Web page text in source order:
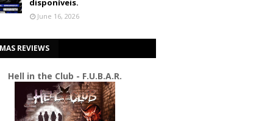
disponíveis.
June 16, 2026
REVIEWS
Hell in the Club - F.U.B.A.R.